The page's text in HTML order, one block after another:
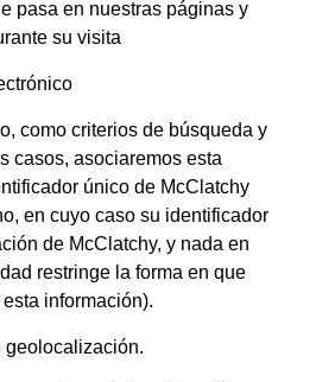
pasa en nuestras páginas y
su visita
como criterios de búsqueda y
casos, asociaremos esta
único de McClatchy
en cuyo caso su identificador
de McClatchy, y nada en
restringe la forma en que
información).
geolocalización.